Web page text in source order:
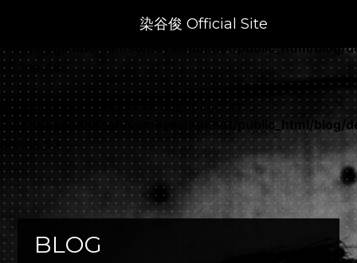
: Undefined array key "year" in
/home/ogikuboman/someyashun.net/public_html/blog/
on line 48
Warning : Undefined array key "page" in
/home/ogikuboman/someyashun.net/public_html/blog/
on line 53
染谷俊 Official Site
BLOG